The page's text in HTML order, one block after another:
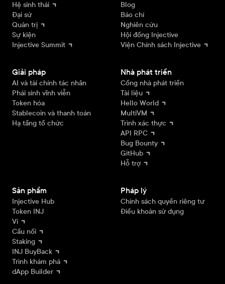
Hệ sinh thái
Đại sứ
Quản trị
Sự kiện
Injective Summit
Blog
Báo chí
Nghiên cứu
Hội đồng Injective
Viện Chính sách Injective
Giải pháp
AI và tài chính tác nhân
Phái sinh vĩnh viễn
Token hóa
Stablecoin và thanh toán
Hạ tầng tổ chức
Nhà phát triển
Cổng nhà phát triển
Tài liệu
Hello World
MultiVM
Trình xác thực
API RPC
Bug Bounty
GitHub
Hỗ trợ
Sản phẩm
Injective Hub
Token INJ
Ví
Cầu nối
Staking
INJ BuyBack
Trình khám phá
dApp Builder
Pháp lý
Chính sách quyền riêng tư
Điều khoản sử dụng